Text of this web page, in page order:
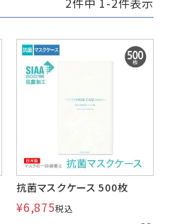
長40封筒
A4横4つ折
90×225
長1封筒
B4横3つ折
142×332
110×220
抗菌マスクケース 500枚
¥6,875税込